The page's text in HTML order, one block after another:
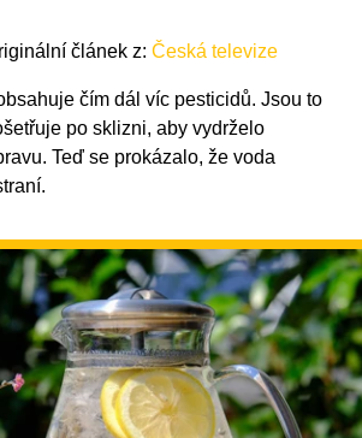
článek z: Česká televize
čím dál víc pesticidů. Jsou to
po sklizni, aby vydrželo
Teď se prokázalo, že voda